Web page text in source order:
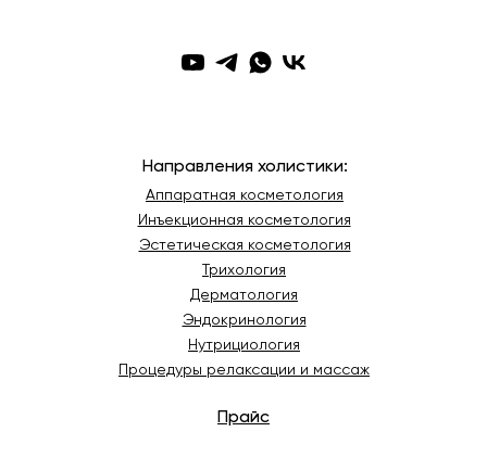
Направления холистики:
Эстетическая косметология
Процедуры релаксации и массаж
Нутрициология
Эндокринология
Дерматология
Трихология
Инъекционная косметология
Аппаратная косметология
Прайс